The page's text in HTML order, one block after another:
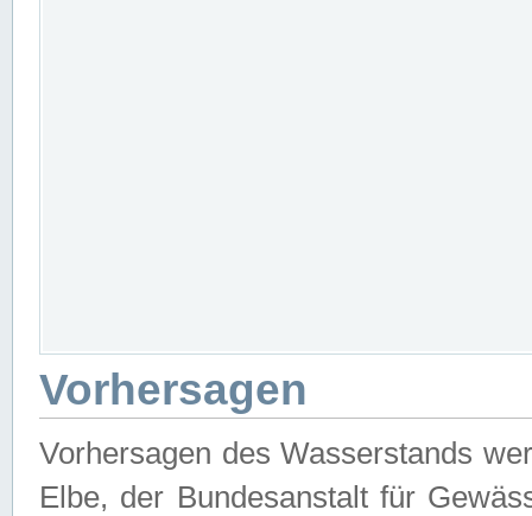
Vorhersagen
Vorhersagen des Wasserstands
Elbe, der Bundesanstalt für